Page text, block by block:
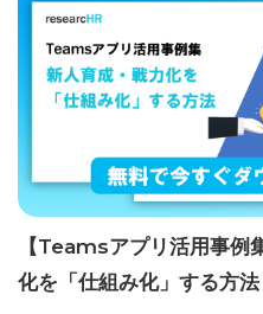
【Teamsアプリ活用事例
化を「仕組み化」する方法